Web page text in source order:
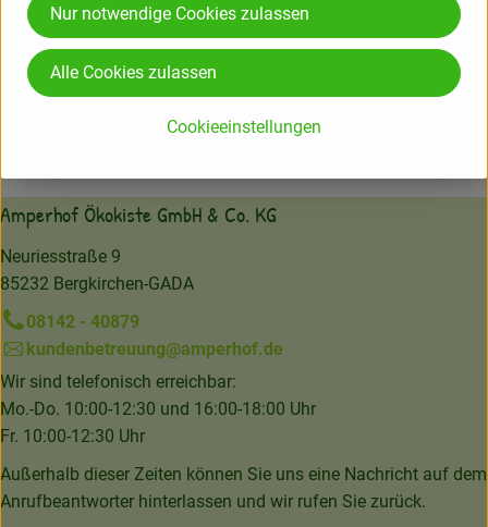
ÖMA Beer GmbH
Ökologische Molkereien Allgäu
D 88161 Lindenberg im Allgäu
Amperhof Ökokiste GmbH & Co. KG
Neuriesstraße 9
85232 Bergkirchen-GADA
08142 - 40879
kundenbetreuung@amperhof.de
Wir sind telefonisch erreichbar:
Mo.-Do. 10:00-12:30 und 16:00-18:00 Uhr
Fr. 10:00-12:30 Uhr
Außerhalb dieser Zeiten können Sie uns eine Nachricht auf dem
Anrufbeantworter hinterlassen und wir rufen Sie zurück.
Cookieeinstellungen
Nur notwendige Cookies zulassen
Alle Cookies zulassen